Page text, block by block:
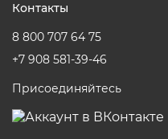
Контакты
8 800 707 64 75
+7 908 581-39-46
Присоединяйтесь